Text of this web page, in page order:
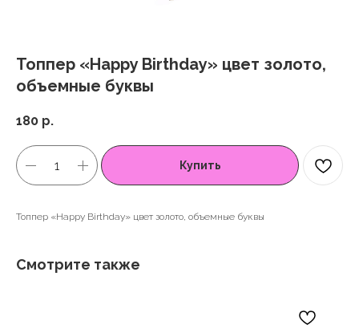
Топпер «Happy Birthday» цвет золото,
объемные буквы
180 р.
Купить
Топпер «Happy Birthday» цвет золото, объемные буквы
Смотрите также